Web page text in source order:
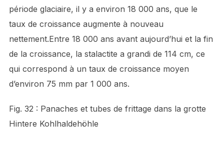
période glaciaire, il y a environ 18 000 ans, que le
taux de croissance augmente à nouveau
nettement.Entre 18 000 ans avant aujourd’hui et la fin
de la croissance, la stalactite a grandi de 114 cm, ce
qui correspond à un taux de croissance moyen
d’environ 75 mm par 1 000 ans.
Fig. 32 : Panaches et tubes de frittage dans la grotte
Hintere Kohlhaldehöhle